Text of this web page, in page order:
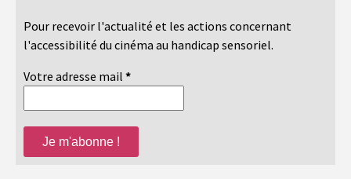
Pour recevoir l'actualité et les actions concernant
l'accessibilité du cinéma au handicap sensoriel.
Votre adresse mail *